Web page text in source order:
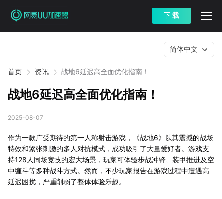
下 载
首页 资讯 战地6延迟高全面优化指南！
简体中文
战地6延迟高全面优化指南！
2025-08-07
作为一款广受期待的第一人称射击游戏，《战地6》以其震撼的战场
特效和紧张刺激的多人对抗模式，成功吸引了大量爱好者。游戏支
持128人同场竞技的宏大场景，玩家可体验步战冲锋、装甲推进及空
中缠斗等多种战斗方式。然而，不少玩家报告在游戏过程中遭遇高
延迟困扰，严重削弱了整体体验乐趣。